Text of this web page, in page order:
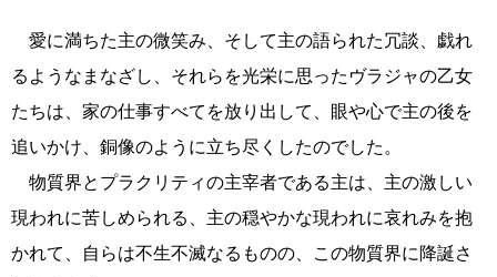
愛に満ちた主の微笑み、そして主の語られた冗談、戯れ
るようなまなざし、それらを光栄に思ったヴラジャの乙女
たちは、家の仕事すべてを放り出して、眼や心で主の後を
追いかけ、銅像のように立ち尽くしたのでした。
物質界とプラクリティの主宰者である主は、主の激しい
現われに苦しめられる、主の穏やかな現われに哀れみを抱
かれて、自らは不生不滅なるものの、この物質界に降誕さ